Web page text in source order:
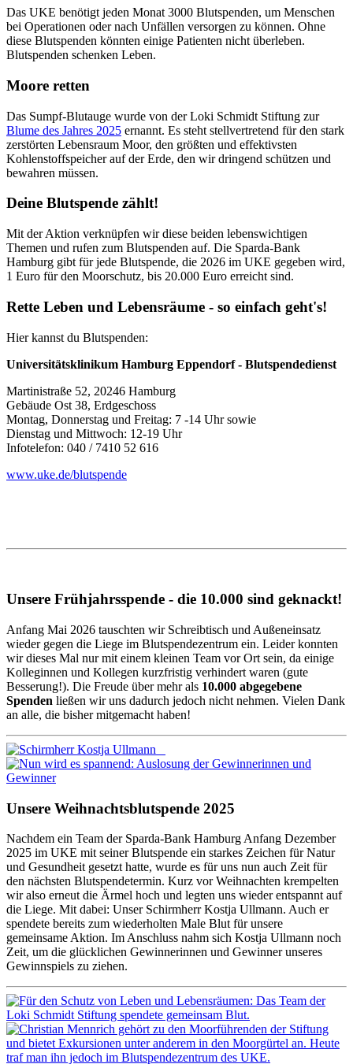
Das UKE benötigt jeden Monat 3000 Blutspenden, um Menschen
bei Operationen oder nach Unfällen versorgen zu können. Ohne
diese Blutspenden könnten einige Patienten nicht überleben.
Blutspenden schenken Leben.
Moore retten
Das Sumpf-Blutauge wurde von der Loki Schmidt Stiftung zur
Blume des Jahres 2025 ernannt. Es steht stellvertretend für den stark
zerstörten Lebensraum Moor, den größten und effektivsten
Kohlenstoffspeicher auf der Erde, den wir dringend schützen und
bewahren müssen.
Deine Blutspende zählt!
Mit der Aktion verknüpfen wir diese beiden lebenswichtigen
Themen und rufen zum Blutspenden auf. Die Sparda-Bank
Hamburg gibt für jede Blutspende, die 2026 im UKE gegeben wird,
1 Euro für den Moorschutz, bis 20.000 Euro erreicht sind.
Rette Leben und Lebensräume - so einfach geht's!
Hier kannst du Blutspenden:
Universitätsklinikum Hamburg Eppendorf - Blutspendedienst
Martinistraße 52, 20246 Hamburg
Gebäude Ost 38, Erdgeschoss
Montag, Donnerstag und Freitag: 7 -14 Uhr sowie
Dienstag und Mittwoch: 12-19 Uhr
Infotelefon: 040 / 7410 52 616
www.uke.de/blutspende
Unsere Frühjahrsspende - die 10.000 sind geknackt!
Anfang Mai 2026 tauschten wir Schreibtisch und Außeneinsatz
wieder gegen die Liege im Blutspendezentrum ein. Leider konnten
wir dieses Mal nur mit einem kleinen Team vor Ort sein, da einige
Kolleginnen und Kollegen kurzfristig verhindert waren (gute
Besserung!). Die Freude über mehr als 10.000 abgegebene
Spenden ließen wir uns dadurch jedoch nicht nehmen. Vielen Dank
an alle, die bisher mitgemacht haben!
Unsere Weihnachtsblutspende 2025
Nachdem ein Team der Sparda-Bank Hamburg Anfang Dezember
2025 im UKE mit seiner Blutspende ein starkes Zeichen für Natur
und Gesundheit gesetzt hatte, wurde es für uns nun auch Zeit für
den nächsten Blutspendetermin. Kurz vor Weihnachten krempelten
wir also erneut die Ärmel hoch und legten uns wieder entspannt auf
die Liege. Mit dabei: Unser Schirmherr Kostja Ullmann. Auch er
spendete bereits zum wiederholten Male Blut für unsere
gemeinsame Aktion. Im Anschluss nahm sich Kostja Ullmann noch
Zeit, um die glücklichen Gewinnerinnen und Gewinner unseres
Gewinnspiels zu ziehen.